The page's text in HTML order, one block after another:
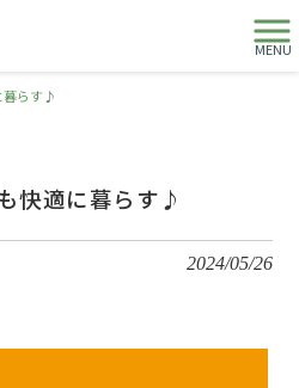
MENU
暮らす♪
快適に暮らす♪
2024/05/26